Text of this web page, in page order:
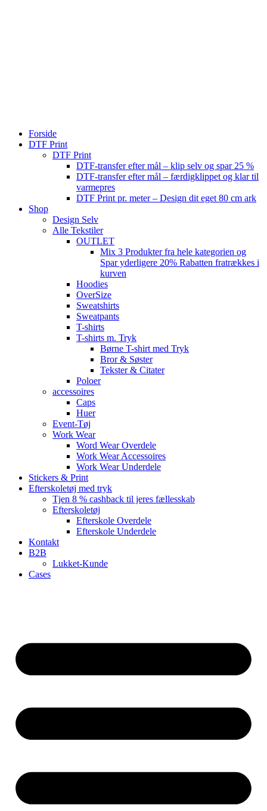
Forside
DTF Print
DTF Print
DTF-transfer efter mål – klip selv og spar 25 %
DTF-transfer efter mål – færdigklippet og klar til
varmepres
DTF Print pr. meter – Design dit eget 80 cm ark
Shop
Design Selv
Alle Tekstiler
OUTLET
Mix 3 Produkter fra hele kategorien og
Spar yderligere 20% Rabatten fratrækkes i
kurven
Hoodies
OverSize
Sweatshirts
Sweatpants
T-shirts
T-shirts m. Tryk
Børne T-shirt med Tryk
Bror & Søster
Tekster & Citater
Poloer
accessoires
Caps
Huer
Event-Tøj
Work Wear
Word Wear Overdele
Work Wear Accessoires
Work Wear Underdele
Stickers & Print
Efterskoletøj med tryk
Tjen 8 % cashback til jeres fællesskab
Efterskoletøj
Efterskole Overdele
Efterskole Underdele
Kontakt
B2B
Lukket-Kunde
Cases